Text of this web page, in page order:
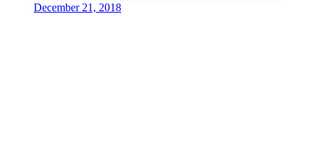
December 21, 2018